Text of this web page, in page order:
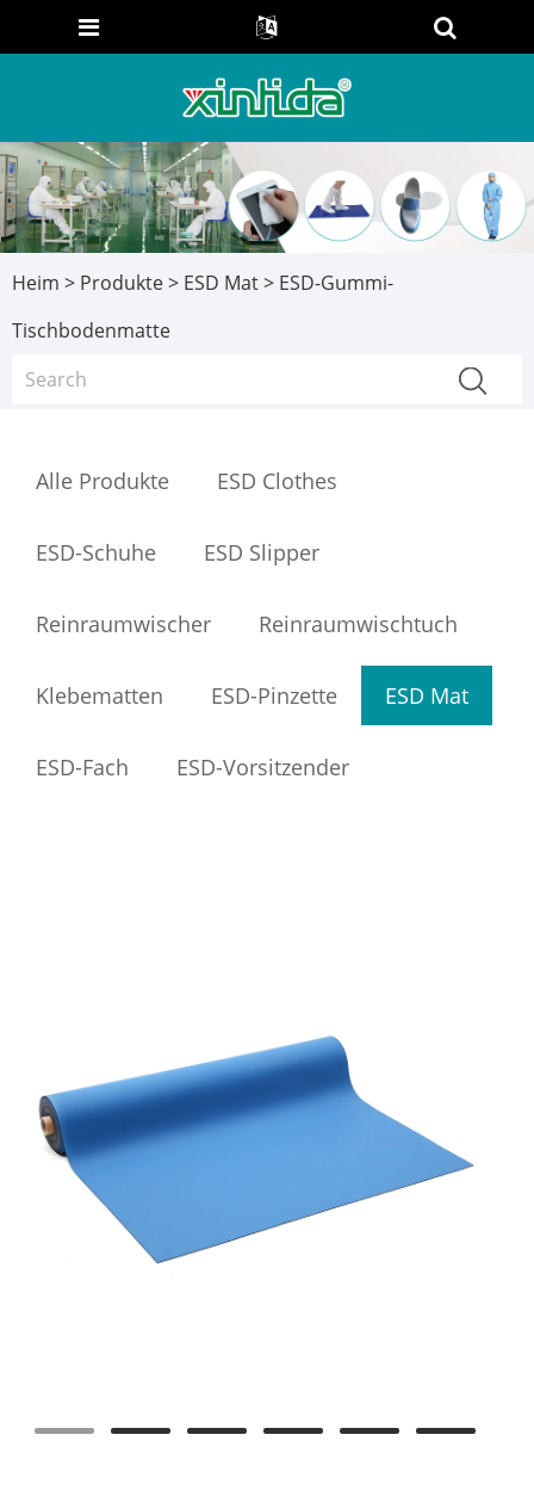
Heim > Produkte> ESD Mat> ESD-Gummi-
Tischbodenmatte
Alle Produkte ESD Clothes
ESD-Schuhe ESD Slipper
Reinraumwischer Reinraumwischtuch
Klebematten ESD-Pinzette ESD Mat
ESD-Fach ESD-Vorsitzender